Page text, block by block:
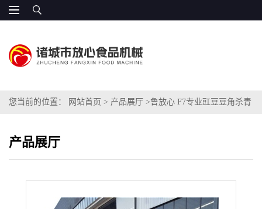
您当前的位置： 网站首页 > 产品展厅 >鲁放心 F7专业豇豆豆角杀青
产品展厅